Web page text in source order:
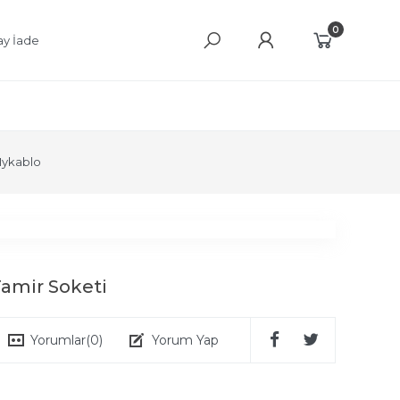
İade
0
Soketi
Yorumlar(0) Yorum Yap